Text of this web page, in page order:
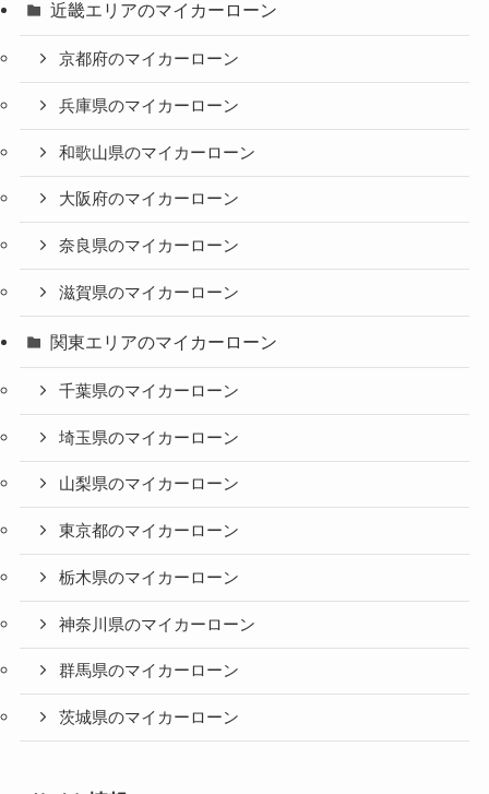
近畿エリアのマイカーローン
京都府のマイカーローン
兵庫県のマイカーローン
和歌山県のマイカーローン
大阪府のマイカーローン
奈良県のマイカーローン
滋賀県のマイカーローン
関東エリアのマイカーローン
千葉県のマイカーローン
埼玉県のマイカーローン
山梨県のマイカーローン
東京都のマイカーローン
栃木県のマイカーローン
神奈川県のマイカーローン
群馬県のマイカーローン
茨城県のマイカーローン